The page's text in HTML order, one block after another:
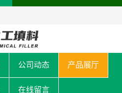
公司动态 产品展厅
在线留言